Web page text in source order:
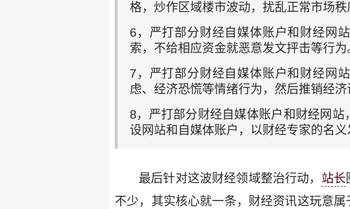
格，炒作区域楼市波动，扰乱正常市场秩
6，严打部分财经自媒体账户和财经网
索，不给相应资金就恶意发文抨击等行为
7，严打部分财经自媒体账户和财经网
虑、经济恐慌等情绪行为，然后推销经济
8，严打部分财经自媒体账户和财经网
设网站和自媒体账户，以财经专家的名义
最后针对这波财经领域整治行动， 站长
不少，其实核心就一条，财经资讯这玩意